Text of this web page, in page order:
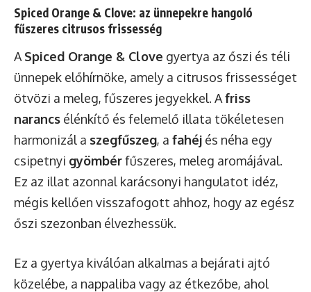
Spiced Orange & Clove: az ünnepekre hangoló
fűszeres citrusos frissesség
A Spiced Orange & Clove gyertya az őszi és téli
ünnepek előhírnöke, amely a citrusos frissességet
ötvözi a meleg, fűszeres jegyekkel. Afriss
narancs élénkítő és felemelő illata tökéletesen
harmonizál a szegfűszeg, a fahéj és néha egy
csipetnyi gyömbérfűszeres, meleg aromájával.
Ez az illat azonnal karácsonyi hangulatot idéz,
mégis kellően visszafogott ahhoz, hogy az egész
őszi szezonban élvezhessük.
Ez a gyertya kiválóan alkalmas a bejárati ajtó
közelébe, a nappaliba vagy az étkezőbe, ahol